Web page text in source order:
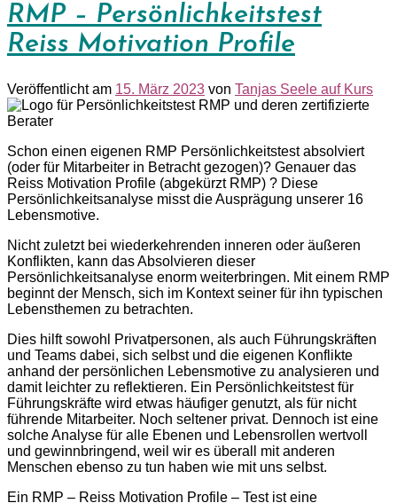
RMP – Persönlichkeitstest
Reiss Motivation Profile
Veröffentlicht am 15. März 2023 von Tanjas Seele auf Kurs
Schon einen eigenen RMP Persönlichkeitstest absolviert
(oder für Mitarbeiter in Betracht gezogen)? Genauer das
Reiss Motivation Profile (abgekürzt RMP) ? Diese
Persönlichkeitsanalyse misst die Ausprägung unserer 16
Lebensmotive.
Nicht zuletzt bei wiederkehrenden inneren oder äußeren
Konflikten, kann das Absolvieren dieser
Persönlichkeitsanalyse enorm weiterbringen. Mit einem RMP
beginnt der Mensch, sich im Kontext seiner für ihn typischen
Lebensthemen zu betrachten.
Dies hilft sowohl Privatpersonen, als auch Führungskräften
und Teams dabei, sich selbst und die eigenen Konflikte
anhand der persönlichen Lebensmotive zu analysieren und
damit leichter zu reflektieren. Ein Persönlichkeitstest für
Führungskräfte wird etwas häufiger genutzt, als für nicht
führende Mitarbeiter. Noch seltener privat. Dennoch ist eine
solche Analyse für alle Ebenen und Lebensrollen wertvoll
und gewinnbringend, weil wir es überall mit anderen
Menschen ebenso zu tun haben wie mit uns selbst.
Ein RMP – Reiss Motivation Profile – Test ist eine